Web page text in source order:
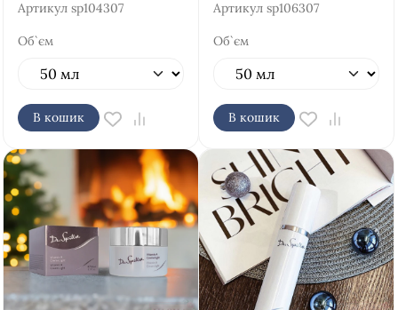
Артикул sp104307
Об`єм
В кошик
Артикул sp106307
Об`єм
В кошик